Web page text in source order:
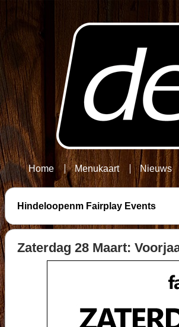
Home Menukaart Nieuws
Hindeloopenm Fairplay Events
Zaterdag 28 Maart: